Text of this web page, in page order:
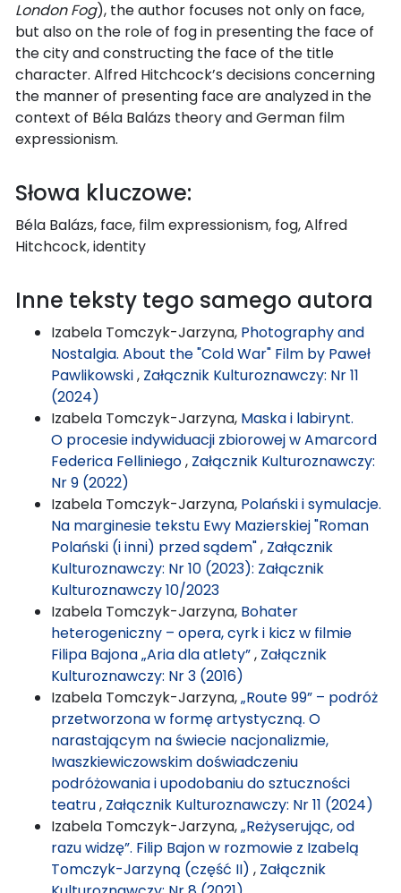
London Fog), the author focuses not only on face,
but also on the role of fog in presenting the face of
the city and constructing the face of the title
character. Alfred Hitchcock’s decisions concerning
the manner of presenting face are analyzed in the
context of Béla Balázs theory and German film
expressionism.
Słowa kluczowe:
Béla Balázs, face, film expressionism, fog, Alfred
Hitchcock, identity
Inne teksty tego samego autora
Izabela Tomczyk-Jarzyna, Photography and
Nostalgia. About the "Cold War" Film by Paweł
Pawlikowski, Załącznik Kulturoznawczy: Nr 11
(2024)
Izabela Tomczyk-Jarzyna, Maska i labirynt.
O procesie indywiduacji zbiorowej w Amarcord
Federica Felliniego, Załącznik Kulturoznawczy:
Nr 9 (2022)
Izabela Tomczyk-Jarzyna, Polański i symulacje.
Na marginesie tekstu Ewy Mazierskiej "Roman
Polański (i inni) przed sądem", Załącznik
Kulturoznawczy: Nr 10 (2023): Załącznik
Kulturoznawczy 10/2023
Izabela Tomczyk-Jarzyna, Bohater
heterogeniczny – opera, cyrk i kicz w filmie
Filipa Bajona „Aria dla atlety”, Załącznik
Kulturoznawczy: Nr 3 (2016)
Izabela Tomczyk-Jarzyna,„Route 99” – podróż
przetworzona w formę artystyczną. O
narastającym na świecie nacjonalizmie,
Iwaszkiewiczowskim doświadczeniu
podróżowania i upodobaniu do sztuczności
teatru, Załącznik Kulturoznawczy: Nr 11 (2024)
Izabela Tomczyk-Jarzyna,„Reżyserując, od
razu widzę”. Filip Bajon w rozmowie z Izabelą
Tomczyk-Jarzyną (część II) , Załącznik